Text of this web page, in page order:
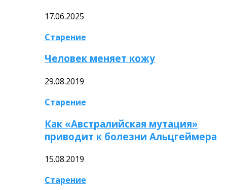
17.06.2025
Старение
Человек меняет кожу
29.08.2019
Старение
Как «Австралийская мутация»
приводит к болезни Альцгеймера
15.08.2019
Старение